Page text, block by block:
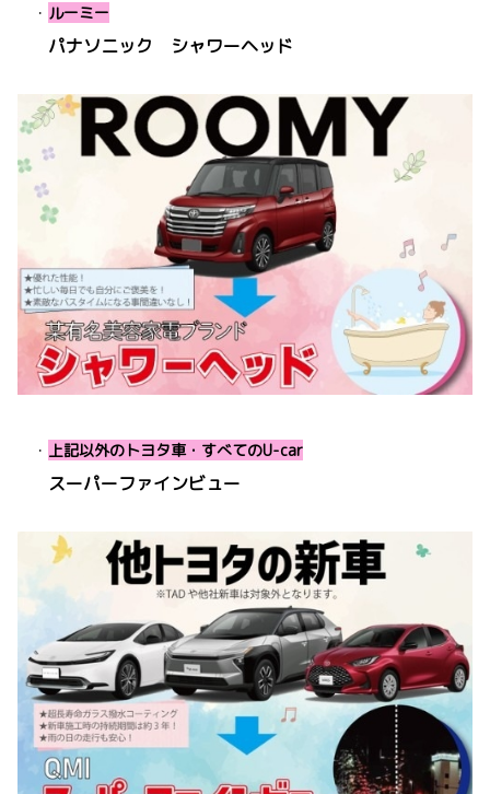
・ ルーミー
パナソニック シャワーヘッド
・ 上記以外のトヨタ車・すべてのU-car
スーパーファインビュー